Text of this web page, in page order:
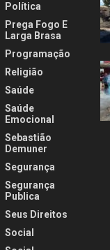
Política
Prega Fogo E
Larga Brasa
Programação
Religião
Saúde
Saúde
Emocional
Sebastião
Demuner
Segurança
Segurança
Publica
Seus Direitos
Social